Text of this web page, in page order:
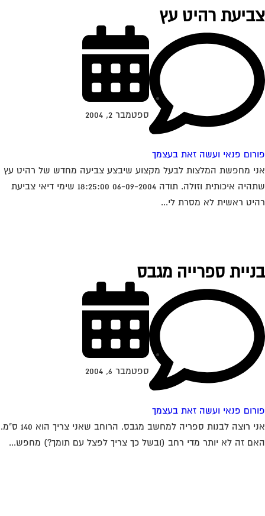
רהיט עץ
פנאי ועשה זאת בעצמך
ספטמבר 2, 2004
מחפשת המלצות לבעל מקצוע שיבצע צביעה מחדש של רהיט עץ
שתהיה איכותית וזולה. תודה 06-09-2004 18:25:00 שימי דיאי צביעת
ראשית לא מסרת לי...
ספרייה מגבס
פנאי ועשה זאת בעצמך
ספטמבר 6, 2004
אני רוצה לבנות ספריה למחשב מגבס. הרוחב שאני צריך הוא 140 ס"מ.
זה לא יותר מדי רחב (ובשל כך צריך לפצל עם תומך?) מחפש...